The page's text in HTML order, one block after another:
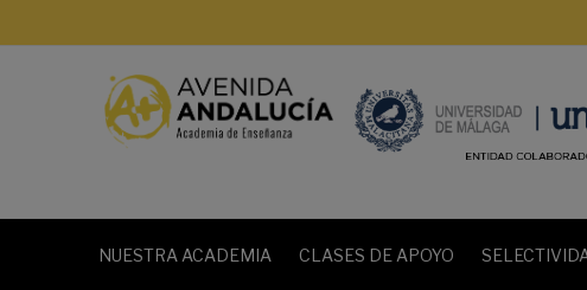
NUESTRA ACADEMIA CLASES DE APOYO